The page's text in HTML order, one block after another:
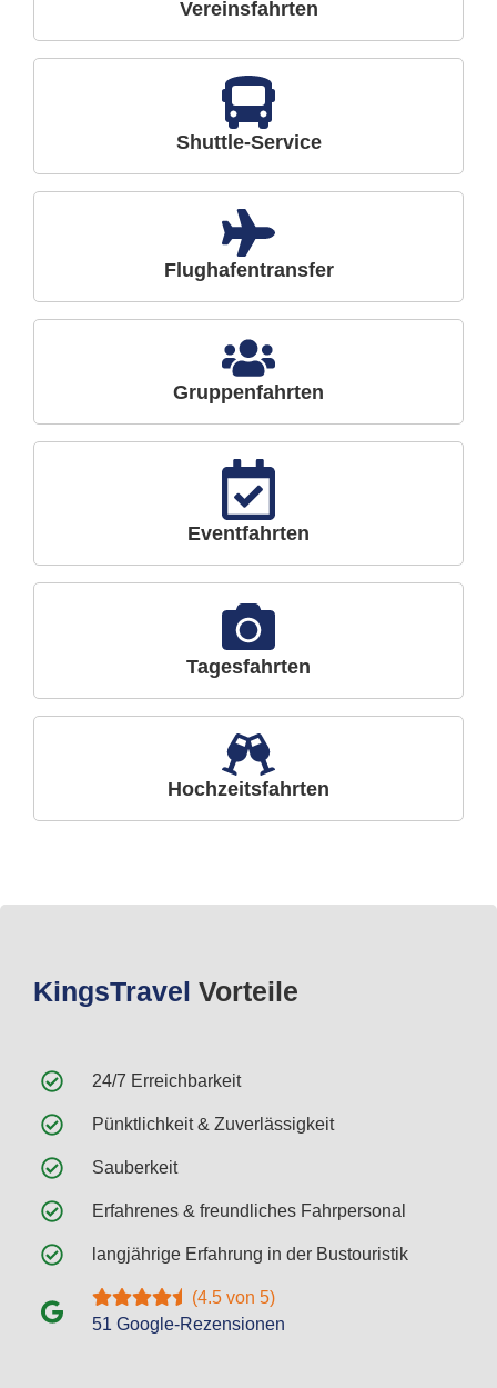
Vereinsfahrten
Shuttle-Service
Flughafentransfer
Gruppenfahrten
Eventfahrten
Tagesfahrten
Hochzeitsfahrten
KingsTravel Vorteile
24/7 Erreichbarkeit
Pünktlichkeit & Zuverlässigkeit
Sauberkeit
Erfahrenes & freundliches Fahrpersonal
langjährige Erfahrung in der Bustouristik
(4.5 von 5)
51 Google-Rezensionen